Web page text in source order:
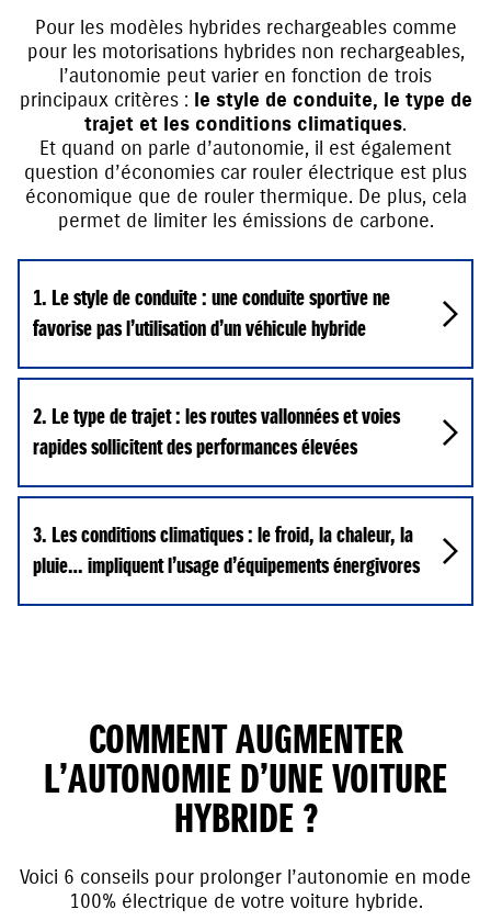
Pour les modèles hybrides rechargeables comme
pour les motorisations hybrides non rechargeables,
l’autonomie peut varier en fonction de trois
principaux critères : le style de conduite, le type de
trajet et les conditions climatiques.
Et quand on parle d’autonomie, il est également
question d’économies car rouler électrique est plus
économique que de rouler thermique. De plus, cela
permet de limiter les émissions de carbone.
1. Le style de conduite : une conduite sportive ne
favorise pas l’utilisation d’un véhicule hybride
2. Le type de trajet : les routes vallonnées et voies
rapides sollicitent des performances élevées
3. Les conditions climatiques : le froid, la chaleur, la
pluie… impliquent l’usage d’équipements énergivores
COMMENT AUGMENTER
L’AUTONOMIE D’UNE VOITURE
HYBRIDE ?
Voici 6 conseils pour prolonger l’autonomie en mode
100% électrique de votre voiture hybride.